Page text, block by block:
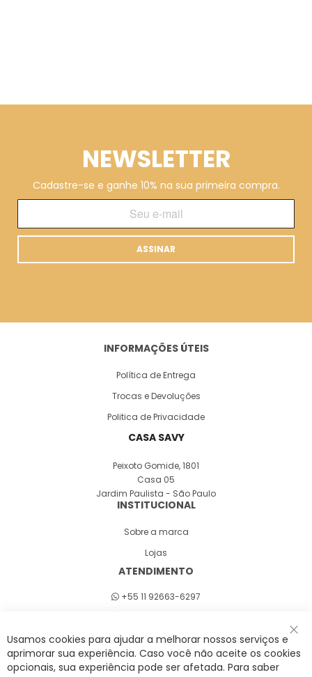
NEWSLETTER
Cadastre-se e ganhe 10% na sua primeira compra.
ASSINAR
INFORMAÇÕES ÚTEIS
Política de Entrega
Trocas e Devoluções
Politica de Privacidade
CASA SAVY
Peixoto Gomide, 1801
Casa 05
Jardim Paulista - São Paulo
INSTITUCIONAL
Sobre a marca
Lojas
ATENDIMENTO
+55 11 92663-6297
A Savy é uma lifestyle brand. Uma marca que promove fluidez para viver
Usamos cookies para ajudar a melhorar nossos serviços e
aprimorar sua experiência. Caso você não aceite os cookies
opcionais, sua experiência pode ser afetada. Para saber